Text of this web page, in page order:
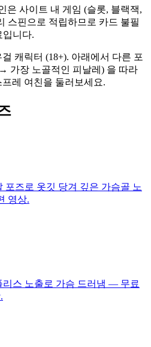
은 사이트 내 게임 (슬롯, 블랙잭,
스핀으로 적립하므로 카드 불필
입니다.
캐릭터 (18+). 아래에서 다른 포
가장 노골적인 피날레) 을 따라
레 여친을 둘러보세요.
포즈로 옷깃 당겨 깊은 가슴골 노
영상.
스 노출로 가슴 드러냄 — 무료